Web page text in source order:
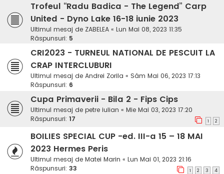
Trofeul “Radu Badica - The Legend” Carp
United - Dyno Lake 16-18 iunie 2023
Ultimul mesaj de ZABELEA « Lun Mai 08, 2023 11:35
Răspunsuri: 5
CRI2023 - TURNEUL NATIONAL DE PESCUIT LA
CRAP INTERCLUBURI
Ultimul mesaj de Andrei Zorila « Sâm Mai 06, 2023 17:13
Răspunsuri: 6
Cupa Primaverii - Bila 2 - Fips Cips
Ultimul mesaj de petre iulian « Mie Mai 03, 2023 17:20
Răspunsuri: 17 1 2
BOILIES SPECIAL CUP -ed. III-a 15 – 18 MAI
2023 Hermes Peris
Ultimul mesaj de Matei Marin « Lun Mai 01, 2023 21:16
Răspunsuri: 33 1 2 3 4